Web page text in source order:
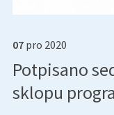
07 pro 2020
Potpisano
sklopu